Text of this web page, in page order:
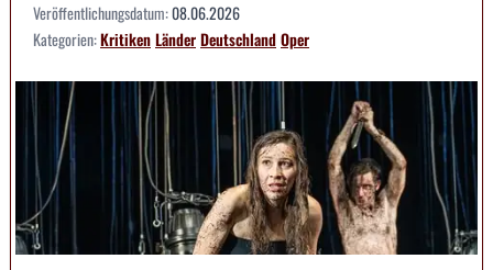
Veröffentlichungsdatum:08.06.2026
Kategorien:KritikenLänderDeutschlandOper